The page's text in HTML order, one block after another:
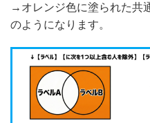
→オレンジ色に塗られた共
のようになります。